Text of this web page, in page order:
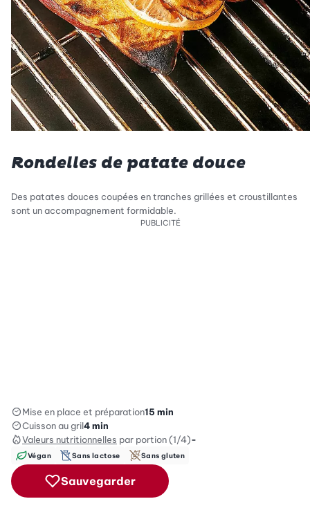
Rondelles de patate douce
Des patates douces coupées en tranches grillées et croustillantes
sont un accompagnement formidable.
PUBLICITÉ
Mise en place et préparation15 min
Cuisson au gril4 min
Valeurs nutritionnelles par portion (1/4)-
Végan Sans lactose Sans gluten
Sauvegarder